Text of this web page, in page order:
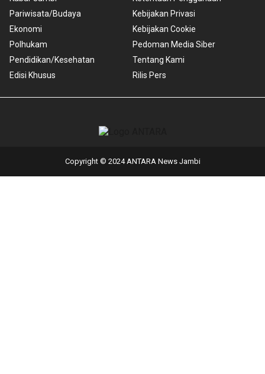
Pariwisata/Budaya
Ekonomi
Polhukam
Pendidikan/Kesehatan
Edisi Khusus
Kebijakan Privasi
Kebijakan Cookie
Pedoman Media Siber
Tentang Kami
Rilis Pers
Copyright © 2024 ANTARA News Jambi